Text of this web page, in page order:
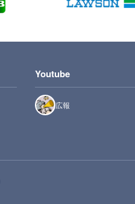
Youtube
広報